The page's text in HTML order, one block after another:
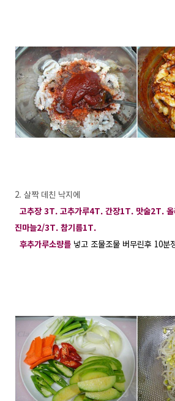
2. 살짝 데친 낙지에
고추장 3T. 고추가루4T. 간장1T. 맛술2T.
진마늘2/3T. 참기름1T.
후추가루소량를 넣고 조물조물 버무린후 10분